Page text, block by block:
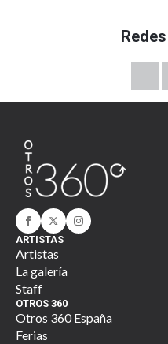
ARTISTAS
Artistas
La galería
Staff
OTROS 360
Otros 360 España
Ferias